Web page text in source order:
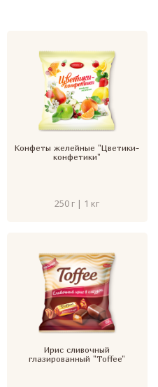
Конфеты желейные "Цветики-
конфетики"
250 г | 1 кг
Ирис сливочный
глазированный "Toffee"